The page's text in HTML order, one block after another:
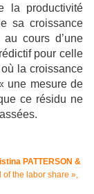
la productivité
sa croissance
cours d’une
pour celle
la croissance
une mesure de
ce résidu ne
PATTERSON &
of the labor share »,